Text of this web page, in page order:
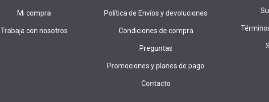
Mi compra
Trabaja con nosotros
Política de Envíos y devoluciones
Condiciones de compra
Preguntas
Promociones y planes de pago
Contacto